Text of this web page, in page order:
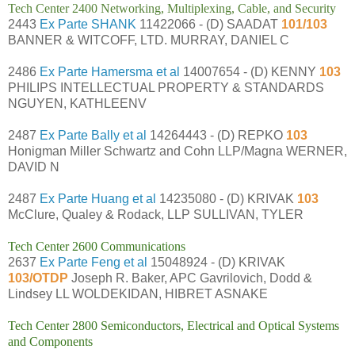
Tech Center 2400 Networking, Multiplexing, Cable, and Security
2443 Ex Parte SHANK 11422066 - (D) SAADAT 101/103
BANNER & WITCOFF, LTD. MURRAY, DANIEL C
2486 Ex Parte Hamersma et al 14007654 - (D) KENNY 103
PHILIPS INTELLECTUAL PROPERTY & STANDARDS
NGUYEN, KATHLEENV
2487 Ex Parte Bally et al 14264443 - (D) REPKO 103
Honigman Miller Schwartz and Cohn LLP/Magna WERNER,
DAVID N
2487 Ex Parte Huang et al 14235080 - (D) KRIVAK 103
McClure, Qualey & Rodack, LLP SULLIVAN, TYLER
Tech Center 2600 Communications
2637 Ex Parte Feng et al 15048924 - (D) KRIVAK
103/OTDP Joseph R. Baker, APC Gavrilovich, Dodd &
Lindsey LL WOLDEKIDAN, HIBRET ASNAKE
Tech Center 2800 Semiconductors, Electrical and Optical Systems
and Components